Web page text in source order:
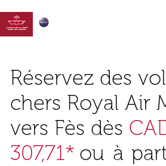

Réservez des
chers Royal Air
vers Fès dès
307,71* ou à